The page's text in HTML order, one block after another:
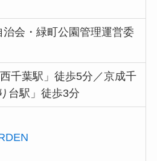
治会・緑町公園管理運営委
千葉駅」徒歩5分／京成千
台駅」徒歩3分